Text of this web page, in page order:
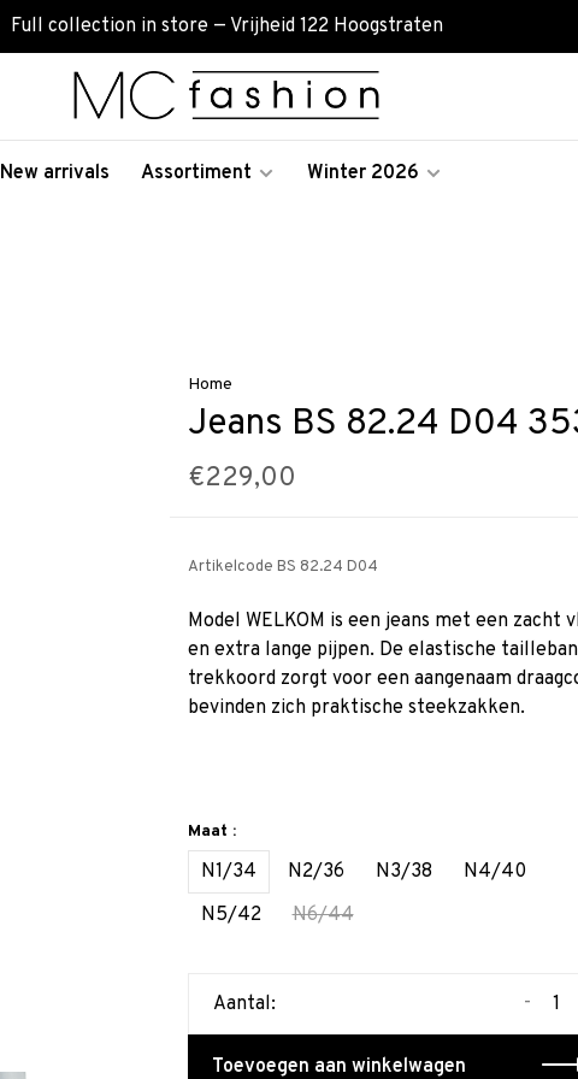
Full collection in store — Vrijheid 122 Hoogstraten
New arrivals Assortiment Winter 2026
Home
Jeans BS 82.24 D04
€229,00
Artikelcode BS 82.24 D04
Model WELKOM is een jeans met een zacht
en extra lange pijpen. De elastische
trekkoord zorgt voor een aangenaam
bevinden zich praktische steekzakken.
Maat :
N1/34 N2/36 N3/38
N4/40
N5/42
N6/44
Aantal: -
Toevoegen aan winkelwagen